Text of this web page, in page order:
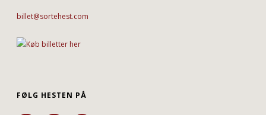
billet@sortehest.com
FØLG HESTEN PÅ